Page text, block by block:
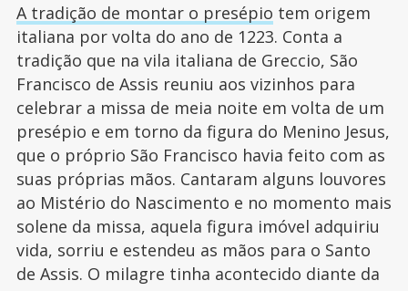
A tradição de montar o presépio tem origem
italiana por volta do ano de 1223. Conta a
tradição que na vila italiana de Greccio, São
Francisco de Assis reuniu aos vizinhos para
celebrar a missa de meia noite em volta de um
presépio e em torno da figura do Menino Jesus,
que o próprio São Francisco havia feito com as
suas próprias mãos. Cantaram alguns louvores
ao Mistério do Nascimento e no momento mais
solene da missa, aquela figura imóvel adquiriu
vida, sorriu e estendeu as mãos para o Santo
de Assis. O milagre tinha acontecido diante da